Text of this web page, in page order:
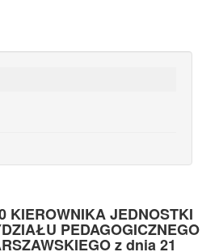
KIEROWNIKA JEDNOSTKI
PEDAGOGICZNEGO
z dnia 21